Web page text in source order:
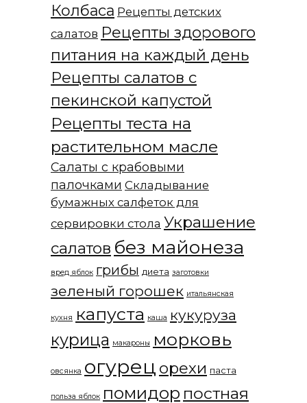
Колбаса Рецепты детских
салатов Рецепты здорового
питания на каждый день
Рецепты салатов с
пекинской капустой
Рецепты теста на
растительном масле
Салаты с крабовыми
палочками Складывание
бумажных салфеток для
сервировки стола Украшение
салатов без майонеза
вред яблок грибы диета заготовки
зеленый горошек итальянская
кухня капуста каша кукуруза
курица макароны морковь
овсянка огурец орехи паста
польза яблок помидор постная